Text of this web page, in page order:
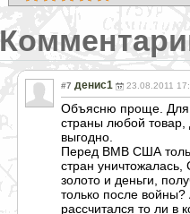
#7 денис1 23.08.2011
Объясню проще. Для
страны любой товар,
выгодно.
Перед ВМВ США
стран
золото и деньги,
только после
рассчитался то ли в